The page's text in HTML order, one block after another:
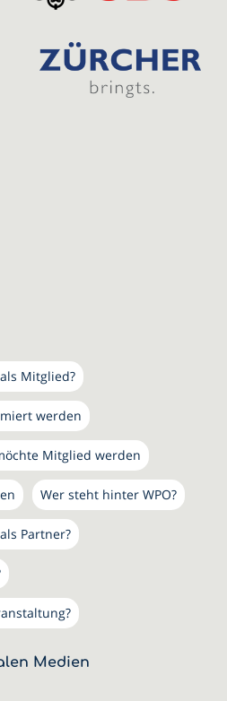
Mitglied?
werden
Mitglied werden
Wer steht hinter WPO?
Partner?
Medien